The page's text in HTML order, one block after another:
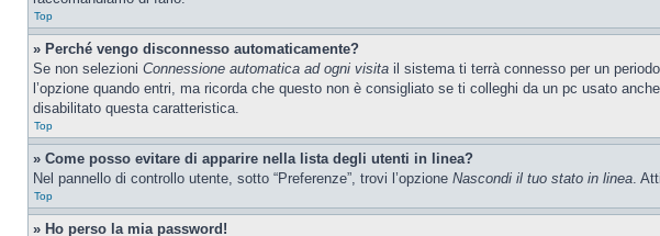
Top
» Perché vengo disconnesso automaticamente?
Se non selezioni Connessione automatica ad ogni visita il sistema ti terrà connesso per un
l’opzione quando entri, ma ricorda che questo non è consigliato se ti colleghi da un pc usato
disabilitato questa caratteristica.
Top
» Come posso evitare di apparire nella lista degli utenti in linea?
Nel pannello di controllo utente, sotto “Preferenze”, trovi l’opzione Nascondi il tuo stato in linea.
Top
» Ho perso la mia password!